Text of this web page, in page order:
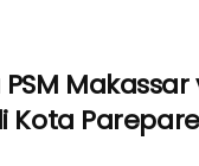
Kota